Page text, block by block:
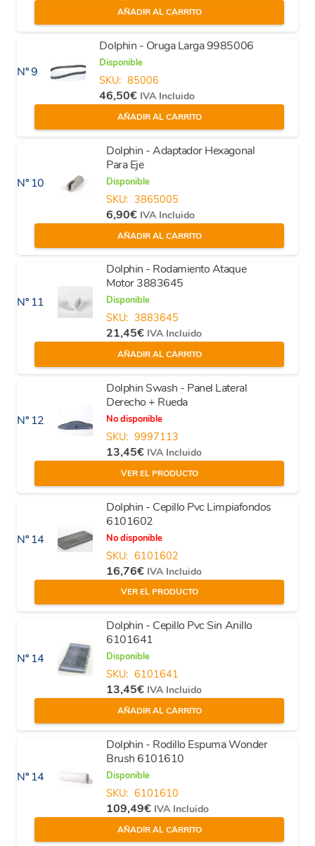
AÑADIR AL CARRITO
Nº 9
Dolphin - Oruga Larga 9985006
Disponible
SKU: 85006
46,50€ IVA Incluido
AÑADIR AL CARRITO
Nº 10
Dolphin - Adaptador Hexagonal
Para Eje
Disponible
SKU: 3865005
6,90€ IVA Incluido
AÑADIR AL CARRITO
Nº 11
Dolphin - Rodamiento Ataque
Motor 3883645
Disponible
SKU: 3883645
21,45€ IVA Incluido
AÑADIR AL CARRITO
Nº 12
Dolphin Swash - Panel Lateral
Derecho + Rueda
No disponible
SKU: 9997113
13,45€ IVA Incluido
VER EL PRODUCTO
Nº 14
Dolphin - Cepillo Pvc Limpiafondos
6101602
No disponible
SKU: 6101602
16,76€ IVA Incluido
VER EL PRODUCTO
Nº 14
Dolphin - Cepillo Pvc Sin Anillo
6101641
Disponible
SKU: 6101641
13,45€ IVA Incluido
AÑADIR AL CARRITO
Nº 14
Dolphin - Rodillo Espuma Wonder
Brush 6101610
Disponible
SKU: 6101610
109,49€ IVA Incluido
AÑADIR AL CARRITO